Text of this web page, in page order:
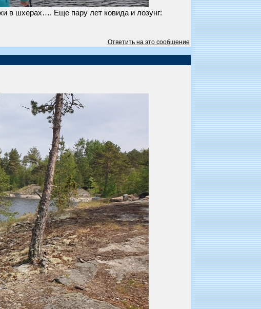
в шхерах…. Еще пару лет ковида и лозунг:
Ответить на это сообщение